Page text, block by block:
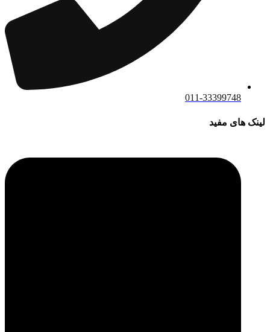
011-33399748
لینک های مفید